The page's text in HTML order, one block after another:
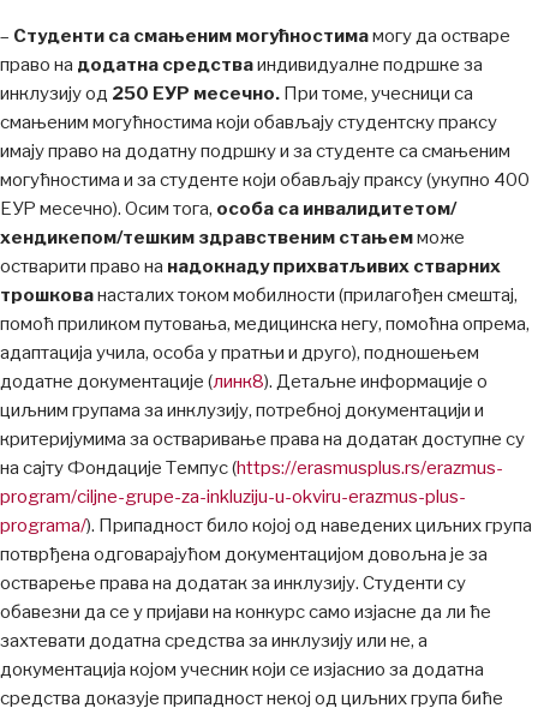
– Студенти са смањеним могућностимамогу да остваре
право на додатна средстваиндивидуалне подршке за
инклузију од 250 ЕУР месечно. При томе, учесници са
смањеним могућностима који обављају студентску праксу
имају право на додатну подршку и за студенте са смањеним
могућностима и за студенте који обављају праксу (укупно 400
ЕУР месечно). Осим тога, особа са инвалидитетом/
хендикепом/тешким здравственим стањемможе
остварити право на надокнаду прихватљивих стварних
трошкованасталих током мобилности (прилагођен смештај,
помоћ приликом путовања, медицинскa негу, помоћнa опремa,
адаптацијa учила, особa у пратњи и друго), подношењем
додатне документације (линк8). Детаљне информације о
циљним групама за инклузију, потребној документацији и
критеријумима за остваривање права на додатак доступне су
на сајту Фондације Темпус (https://erasmusplus.rs/erazmus-
program/ciljne-grupe-za-inkluziju-u-okviru-erazmus-plus-
programa/). Припадност било којој од наведених циљних група
потврђена одговарајућом документацијом довољна је за
остварење права на додатак за инклузију. Студенти су
обавезни да се у пријави на конкурс само изјасне да ли ће
захтевати додатна средства за инклузију или не, а
документација којом учесник који се изјаснио за додатна
средства доказује припадност некој од циљних група биће